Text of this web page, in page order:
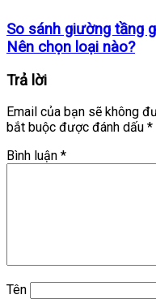
So sánh giường tầng
Nên chọn loại nào?
Trả lời
Email của bạn sẽ không
bắt buộc được đánh dấu *
Bình luận *
Tên